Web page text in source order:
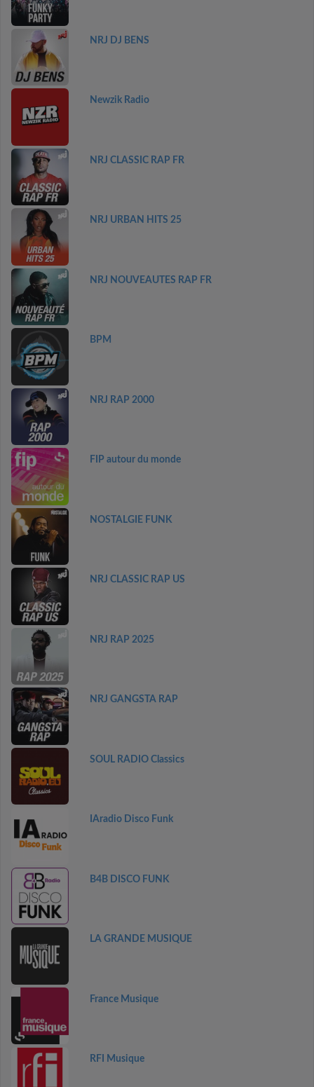
NRJ DJ BENS
Newzik Radio
NRJ CLASSIC RAP FR
NRJ URBAN HITS 25
NRJ NOUVEAUTES RAP FR
BPM
NRJ RAP 2000
FIP autour du monde
NOSTALGIE FUNK
NRJ CLASSIC RAP US
NRJ RAP 2025
NRJ GANGSTA RAP
SOUL RADIO Classics
IAradio Disco Funk
B4B DISCO FUNK
LA GRANDE MUSIQUE
France Musique
RFI Musique